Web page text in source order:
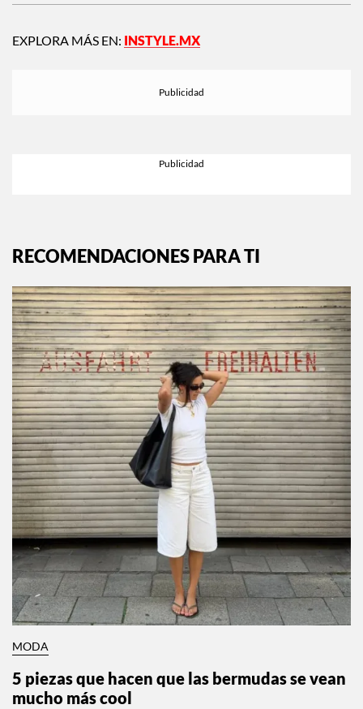
EXPLORA MÁS EN: INSTYLE.MX
RECOMENDACIONES PARA TI
MODA
5 piezas que hacen que las bermudas se vean
mucho más cool